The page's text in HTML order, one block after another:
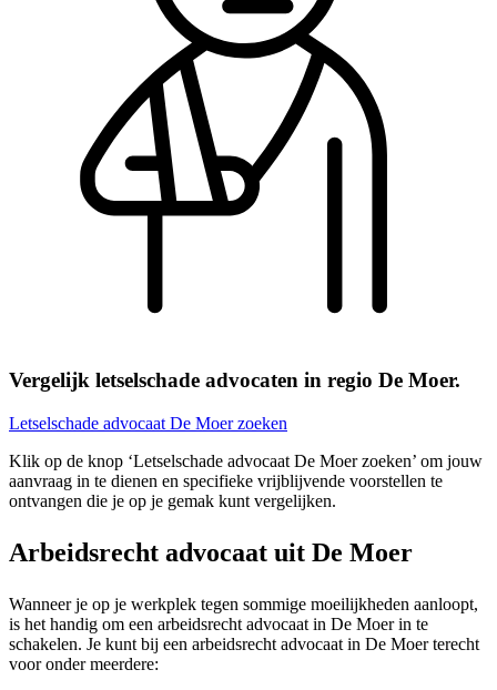
Vergelijk letselschade advocaten in regio De Moer.
Letselschade advocaat De Moer zoeken
Klik op de knop ‘Letselschade advocaat De Moer zoeken’ om jouw
aanvraag in te dienen en specifieke vrijblijvende voorstellen te
ontvangen die je op je gemak kunt vergelijken.
Arbeidsrecht advocaat uit De Moer
Wanneer je op je werkplek tegen sommige moeilijkheden aanloopt,
is het handig om een arbeidsrecht advocaat in De Moer in te
schakelen. Je kunt bij een arbeidsrecht advocaat in De Moer terecht
voor onder meerdere: